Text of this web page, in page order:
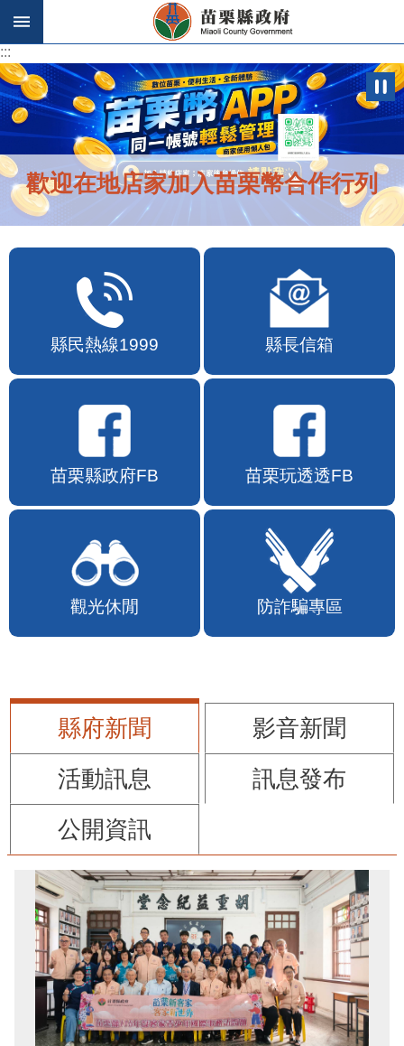
跳到主要內容區塊
:::
:::
歡迎在地店家加入苗栗幣合作行列
縣民熱線1999 縣長信箱
苗栗縣政府FB 苗栗玩透透FB
觀光休閒 防詐騙專區
縣府新聞
影音新聞
活動訊息
訊息發布
公開資訊